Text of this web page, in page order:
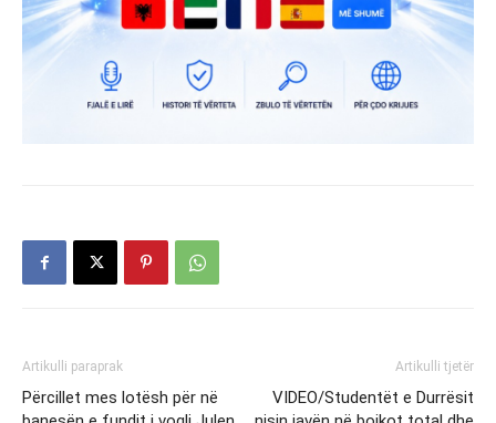
Artikulli paraprak
Përcillet mes lotësh për në
Artikulli tjetër
VIDEO/Studentët e Durrësit